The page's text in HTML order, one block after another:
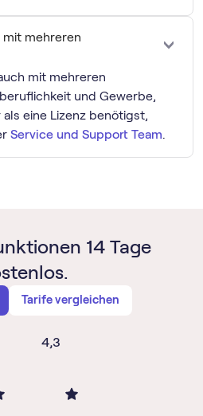
mit mehreren
mit mehreren
und Gewerbe,
eine Lizenz benötigst,
Service und Support Team.
14 Tage
Tarife vergleichen
4,3